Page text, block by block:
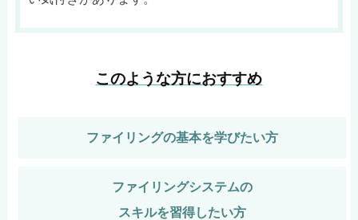
このような方におすすめ
ファイリングの基本を学びたい方
ファイリングシステムの
スキルを習得したい方